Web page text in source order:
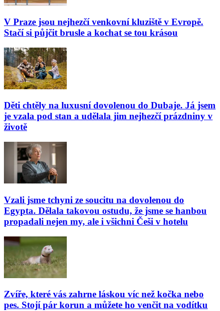
V Praze jsou nejhezčí venkovní kluziště v Evropě.
Stačí si půjčit brusle a kochat se tou krásou
Děti chtěly na luxusní dovolenou do Dubaje. Já jsem
je vzala pod stan a udělala jim nejhezčí prázdniny v
životě
Vzali jsme tchyni ze soucitu na dovolenou do
Egypta. Dělala takovou ostudu, že jsme se hanbou
propadali nejen my, ale i všichni Češi v hotelu
Zvíře, které vás zahrne láskou víc než kočka nebo
pes. Stojí pár korun a můžete ho venčit na vodítku